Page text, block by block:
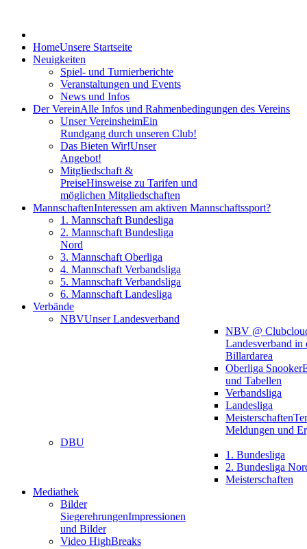
HomeUnsere Startseite
Neuigkeiten
Spiel- und Turnierberichte
Veranstaltungen und Events
News und Infos
Der VereinAlle Infos und Rahmenbedingungen des Vereins
Unser VereinsheimEin
Rundgang durch unseren Club!
Das Bieten Wir!Unser
Angebot!
Mitgliedschaft &
PreiseHinsweise zu Tarifen und
möglichen Mitgliedschaften
MannschaftenInteressen am aktiven Mannschaftssport?
1. Mannschaft Bundesliga
2. Mannschaft Bundesliga
Nord
3. Mannschaft Oberliga
4. Mannschaft Verbandsliga
5. Mannschaft Verbandsliga
6. Mannschaft Landesliga
Verbände
NBVUnser Landesverband
NBV @
Landesverband in
Billardarea
Oberliga Snooker
und Tabellen
Verbandsliga
Landesliga
Meisterschaften
Meldungen und
DBU
1. Bundesliga
2. Bundesliga
Meisterschaften
Mediathek
Bilder
SiegerehrungenImpressionen
und Bilder
Video HighBreaks